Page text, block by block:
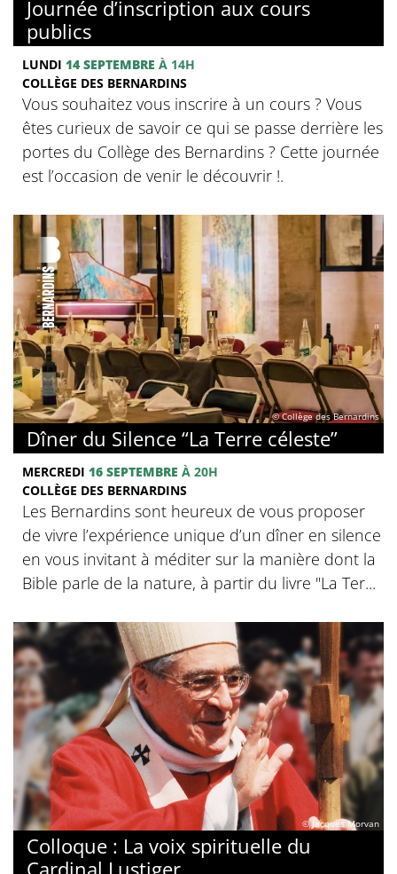
Journée d’inscription aux cours
publics
LUNDI 14 SEPTEMBRE À 14H
COLLÈGE DES BERNARDINS
Vous souhaitez vous inscrire à un cours ? Vous
êtes curieux de savoir ce qui se passe derrière les
portes du Collège des Bernardins ? Cette journée
est l’occasion de venir le découvrir !.
© Collège des Bernardins
Dîner du Silence “La Terre céleste”
MERCREDI 16 SEPTEMBRE À 20H
COLLÈGE DES BERNARDINS
Les Bernardins sont heureux de vous proposer
de vivre l’expérience unique d’un dîner en silence
en vous invitant à méditer sur la manière dont la
Bible parle de la nature, à partir du livre "La Ter...
© Jacques Morvan
Colloque : La voix spirituelle du
Cardinal Lustiger